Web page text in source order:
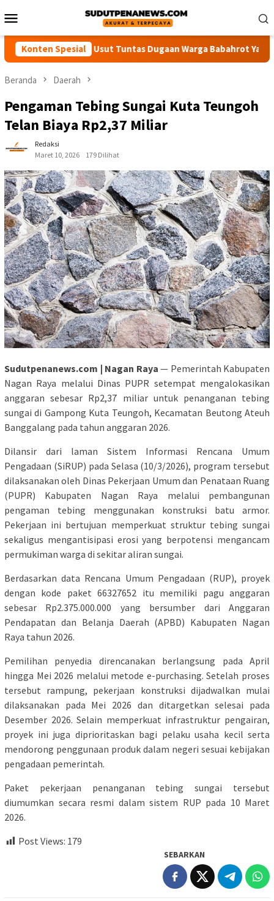
ke
Mobile
Konten Spesial
Desak Polisi Usut Tuntas Dugaan Warga Babahrot Yang
Beranda Daerah
Pengaman Tebing Sungai Kuta Teungoh
Telan Biaya Rp2,37 Miliar
Redaksi
Maret 10, 2026
179 Dilihat
Sudutpenanews.com | Nagan Raya — Pemerintah Kabupaten
Nagan Raya melalui Dinas PUPR setempat mengalokasikan
anggaran sebesar Rp2,37 miliar untuk penanganan tebing
sungai di Gampong Kuta Teungoh, Kecamatan Beutong Ateuh
Banggalang pada tahun anggaran 2026.
Dilansir dari laman Sistem Informasi Rencana Umum
Pengadaan (SiRUP) pada Selasa (10/3/2026), program tersebut
dilaksanakan oleh Dinas Pekerjaan Umum dan Penataan Ruang
(PUPR) Kabupaten Nagan Raya melalui pembangunan
pengaman tebing menggunakan konstruksi batu armor.
Pekerjaan ini bertujuan memperkuat struktur tebing sungai
sekaligus mengantisipasi erosi yang berpotensi mengancam
permukiman warga di sekitar aliran sungai.
Berdasarkan data Rencana Umum Pengadaan (RUP), proyek
dengan kode paket 66327652 itu memiliki pagu anggaran
sebesar Rp2.375.000.000 yang bersumber dari Anggaran
Pendapatan dan Belanja Daerah (APBD) Kabupaten Nagan
Raya tahun 2026.
Pemilihan penyedia direncanakan berlangsung pada April
hingga Mei 2026 melalui metode e-purchasing. Setelah proses
tersebut rampung, pekerjaan konstruksi dijadwalkan mulai
dilaksanakan pada Mei 2026 dan ditargetkan selesai pada
Desember 2026. Selain memperkuat infrastruktur pengairan,
proyek ini juga diprioritaskan bagi pelaku usaha kecil serta
mendorong penggunaan produk dalam negeri sesuai kebijakan
pengadaan pemerintah.
Paket pekerjaan penanganan tebing sungai tersebut
diumumkan secara resmi dalam sistem RUP pada 10 Maret
2026.
Post Views: 179
SEBARKAN